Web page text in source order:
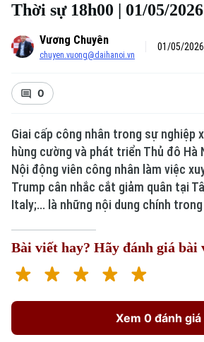
Thời sự 18h00 | 01/05/2026
Vương Chuyên
chuyen.vuong@daihanoi.vn
01/05/
0
Giai cấp công nhân trong sự nghiệp
hùng cường và phát triển Thủ đô Hà
Nội động viên công nhân làm việc
Trump cân nhắc cắt giảm quân tại
Italy;... là những nội dung chính
Bài viết hay? Hãy đánh giá bài
Xem 0 đánh giá